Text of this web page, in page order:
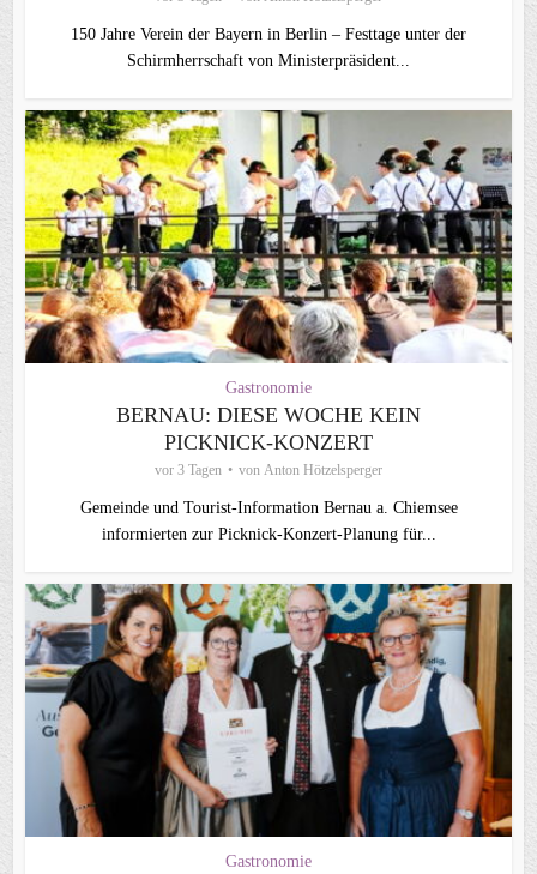
150 Jahre Verein der Bayern in Berlin – Festtage unter der
Schirmherrschaft von Ministerpräsident...
Gastronomie
BERNAU: DIESE WOCHE KEIN
PICKNICK-KONZERT
vor 3 Tagen von Anton Hötzelsperger
Gemeinde und Tourist-Information Bernau a. Chiemsee
informierten zur Picknick-Konzert-Planung für...
Gastronomie